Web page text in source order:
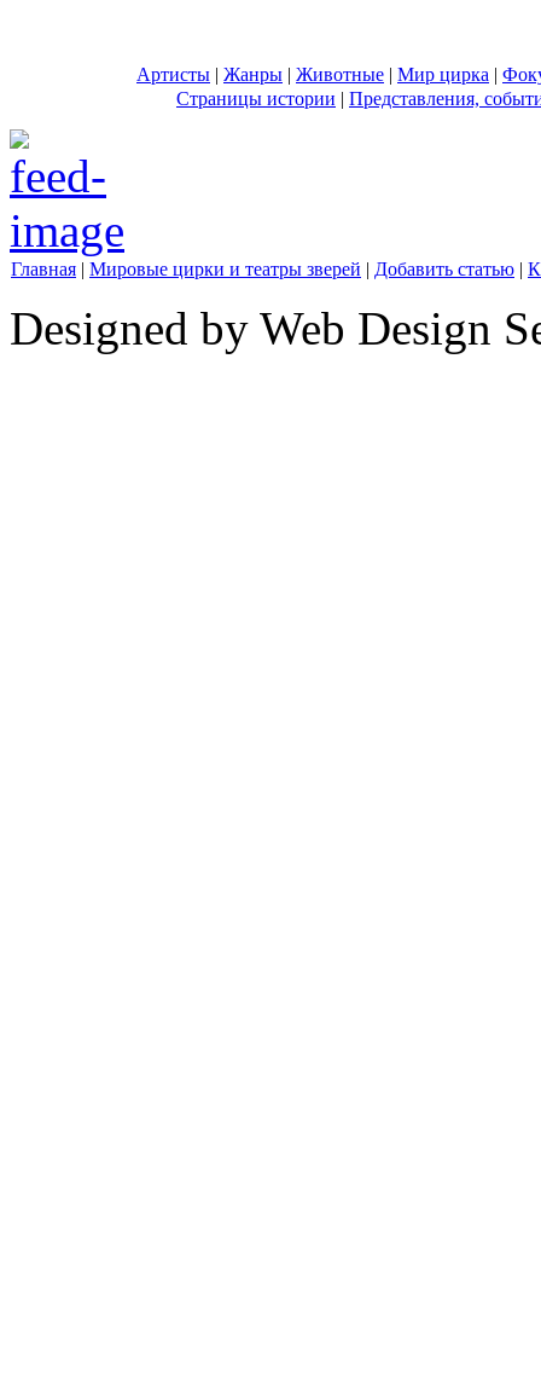
Артисты | Жанры | Животные | Мир цирка |
Страницы истории | Представления,
Главная | Мировые цирки и театры зверей | Добавить статью |
Designed by Web Design